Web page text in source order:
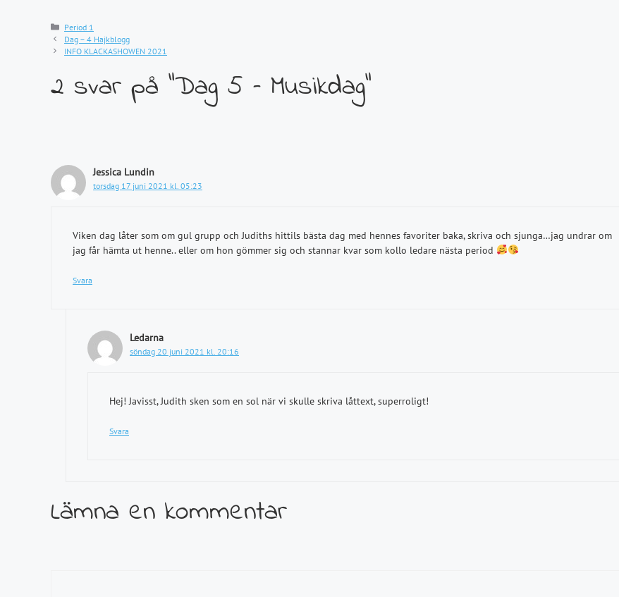
Kategorier
Period 1
Dag – 4 Hajkblogg
INFO KLACKASHOWEN 2021
2 svar på ”Dag 5 – Musikdag”
Jessica Lundin
torsdag 17 juni 2021 kl. 05:23
Viken dag låter som om gul grupp och Judiths hittils bästa dag med hennes favoriter baka, skriva och sjunga…jag undrar om
jag får hämta ut henne.. eller om hon gömmer sig och stannar kvar som kollo ledare nästa period
Svara
Ledarna
söndag 20 juni 2021 kl. 20:16
Hej! Javisst, Judith sken som en sol när vi skulle skriva låttext, superroligt!
Svara
Lämna en kommentar